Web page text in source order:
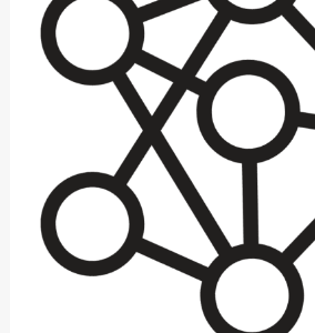
KULTURELLE
UND
SYSTEMISCHE
ANSÄTZE